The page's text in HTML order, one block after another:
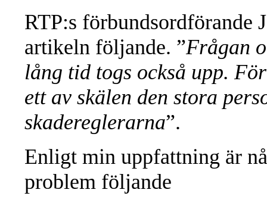
RTP:s förbundsordförande
artikeln följande. ”Frågan
lång tid togs också upp.
ett av skälen den stora
skadereglerarna”.
Enligt min uppfattning är
problem följande